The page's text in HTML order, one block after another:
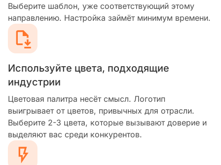
Выберите шаблон, уже соответствующий этому
направлению. Настройка займёт минимум времени.
Используйте цвета, подходящие
индустрии
Цветовая палитра несёт смысл. Логотип
выигрывает от цветов, привычных для отрасли.
Выберите 2-3 цвета, которые вызывают доверие и
выделяют вас среди конкурентов.